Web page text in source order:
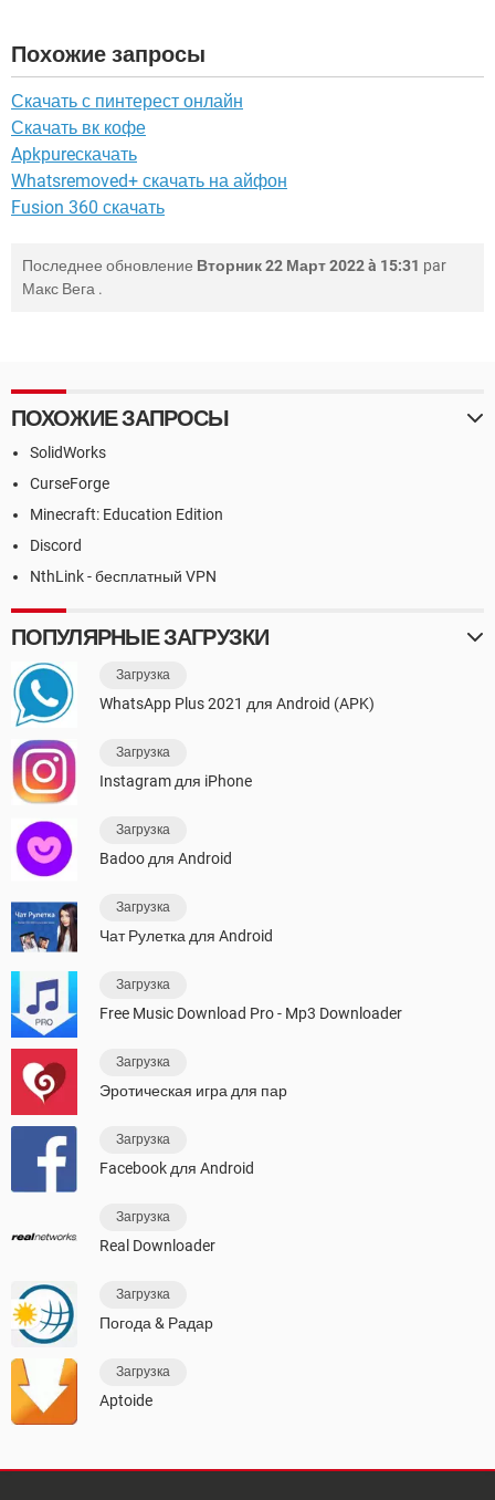
Похожие запросы
Скачать с пинтерест онлайн
Скачать вк кофе
Apkpureскачать
Whatsremoved+ скачать на айфон
Fusion 360 скачать
Последнее обновление Вторник 22 Март 2022 à 15:31 par
Макс Вега .
ПОХОЖИЕ ЗАПРОСЫ
SolidWorks
CurseForge
Minecraft: Education Edition
Discord
NthLink - бесплатный VPN
ПОПУЛЯРНЫЕ ЗАГРУЗКИ
Загрузка
WhatsApp Plus 2021 для Android (APK)
Загрузка
Instagram для iPhone
Загрузка
Badoo для Android
Загрузка
Чат Рулетка для Android
Загрузка
Free Music Download Pro - Mp3 Downloader
Загрузка
Эротическая игра для пар
Загрузка
Facebook для Android
Загрузка
Real Downloader
Загрузка
Погода & Радар
Загрузка
Aptoide